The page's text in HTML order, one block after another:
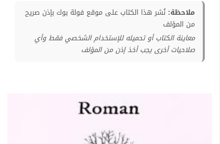
ملاحظة: نُشر هذا الكتاب على موقع فولة بوك بإذن صريح
من المؤلف
معاينة الكتاب أو تحميله للإستخدام الشخصي فقط وأي
صلاحيات أخرى يجب أخذ إذن من المؤلف